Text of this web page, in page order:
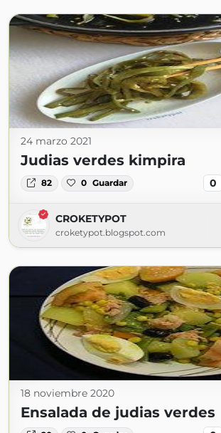
24 marzo 2021
Judias verdes kimpira
82 0 Guardar 0
CROKETYPOT
croketypot.blogspot.com
18 noviembre 2020
Ensalada de judias verdes